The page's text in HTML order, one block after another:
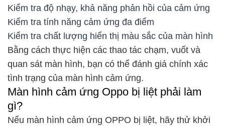
Kiểm tra độ nhạy, khả năng phản hồi của cảm ứng
Kiểm tra tính năng cảm ứng đa điểm
Kiểm tra chất lượng hiển thị màu sắc của màn hình
Bằng cách thực hiện các thao tác chạm, vuốt và
quan sát màn hình, bạn có thể đánh giá chính xác
tình trạng của màn hình cảm ứng.
Màn hình cảm ứng Oppo bị liệt phải làm
gì?
Nếu màn hình cảm ứng OPPO bị liệt, hãy thử khởi